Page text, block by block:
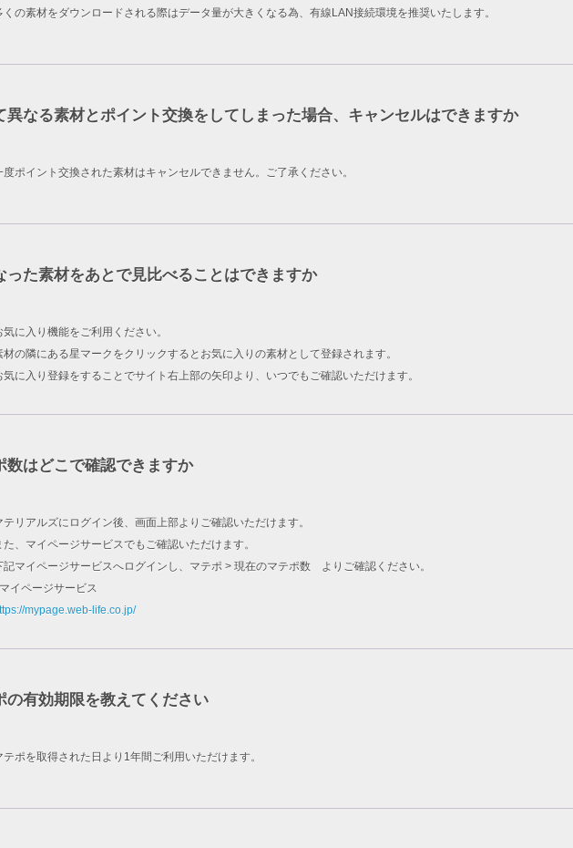
くの素材をダウンロードされる際はデータ量が大きくなる為、有線LAN接続環境を推奨いたします。
異なる素材とポイント交換をしてしまった場合、キャンセルはできますか
度ポイント交換された素材はキャンセルできません。ご了承ください。
った素材をあとで見比べることはできますか
気に入り機能をご利用ください。
材の隣にある星マークをクリックするとお気に入りの素材として登録されます。
気に入り登録をすることでサイト右上部の矢印より、いつでもご確認いただけます。
数はどこで確認できますか
テリアルズにログイン後、画面上部よりご確認いただけます。
た、マイページサービスでもご確認いただけます。
記マイページサービスへログインし、マテポ > 現在のマテポ数 よりご確認ください。
イページサービス
mypage.web-life.co.jp/
の有効期限を教えてください
テポを取得された日より1年間ご利用いただけます。